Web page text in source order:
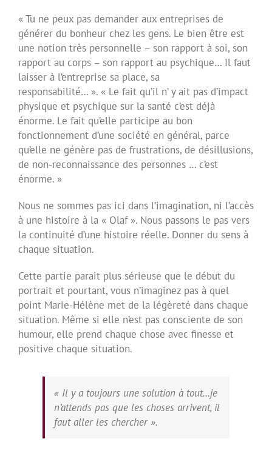
« Tu ne peux pas demander aux entreprises de
générer du bonheur chez les gens. Le bien être est
une notion très personnelle – son rapport à soi, son
rapport au corps – son rapport au psychique… Il faut
laisser à l’entreprise sa place, sa
responsabilité… ». « Le fait qu’il n’ y ait pas d’impact
physique et psychique sur la santé c’est déjà
énorme. Le fait qu’elle participe au bon
fonctionnement d’une société en général, parce
qu’elle ne génère pas de frustrations, de désillusions,
de non-reconnaissance des personnes … c’est
énorme. »
Nous ne sommes pas ici dans l’imagination, ni l’accès
à une histoire à la « Olaf ». Nous passons le pas vers
la continuité d’une histoire réelle. Donner du sens à
chaque situation.
Cette partie parait plus sérieuse que le début du
portrait et pourtant, vous n’imaginez pas à quel
point Marie-Hélène met de la légèreté dans chaque
situation. Même si elle n’est pas consciente de son
humour, elle prend chaque chose avec finesse et
positive chaque situation.
« Il y a toujours une solution à tout…je
n’attends pas que les choses arrivent, il
faut aller les chercher ».